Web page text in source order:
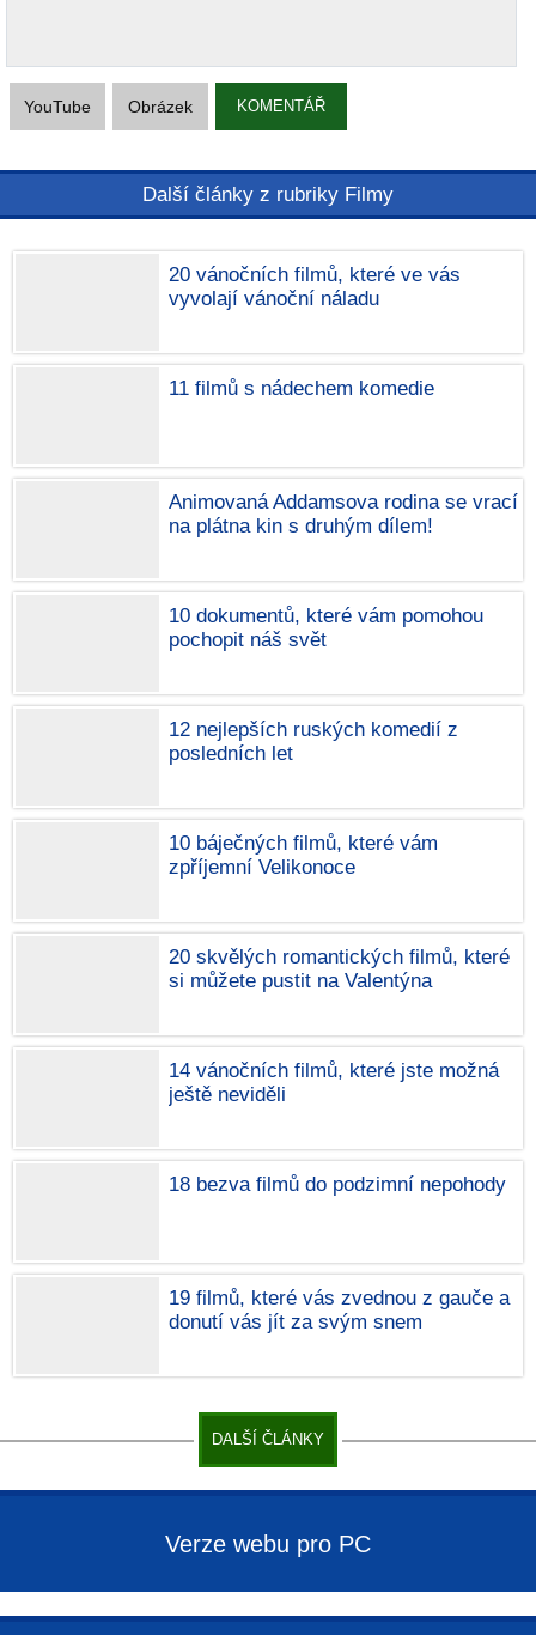
YouTube Obrázek KOMENTÁŘ
Další články z rubriky Filmy
20 vánočních filmů, které ve vás
vyvolají vánoční náladu
11 filmů s nádechem komedie
Animovaná Addamsova rodina se vrací
na plátna kin s druhým dílem!
10 dokumentů, které vám pomohou
pochopit náš svět
12 nejlepších ruských komedií z
posledních let
10 báječných filmů, které vám
zpříjemní Velikonoce
20 skvělých romantických filmů, které
si můžete pustit na Valentýna
14 vánočních filmů, které jste možná
ještě neviděli
18 bezva filmů do podzimní nepohody
19 filmů, které vás zvednou z gauče a
donutí vás jít za svým snem
DALŠÍ ČLÁNKY
Verze webu pro PC